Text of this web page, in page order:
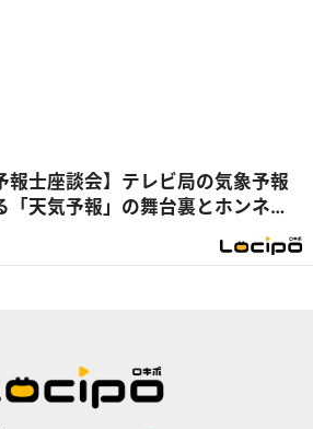
報士座談会】テレビ局の気象予報
「天気予報」の舞台裏とホンネ座
性が光る“予報ではない解説”に